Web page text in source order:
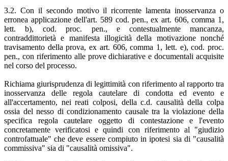
3.2. Con il secondo motivo il ricorrente lamenta inosservanza o
erronea applicazione dell'art. 589 cod. pen., ex art. 606, comma 1,
lett. b), cod. proc. pen., e contestualmente mancanza,
contraddittorietà e manifesta illogicità della motivazione nonché
travisamento della prova, ex art. 606, comma 1, lett. e), cod. proc.
pen., con riferimento alle prove dichiarative e documentali acquisite
nel corso del processo.
Richiama giurisprudenza di legittimità con riferimento al rapporto tra
inosservanza delle regola cautelare di condotta ed evento e
all'accertamento, nei reati colposi, della c.d. causalità della colpa
ossia del nesso di condizionamento causale tra la violazione della
specifica regola cautelare oggetto di contestazione e l'evento
concretamente verificatosi e quindi con riferimento al "giudizio
controfattuale" che deve essere compiuto in ipotesi sia di "causalità
commissiva" sia di "causalità omissiva".